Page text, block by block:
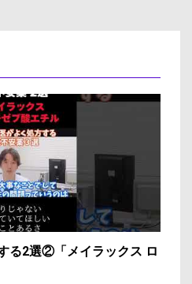
る2選②「メイラックス ロ